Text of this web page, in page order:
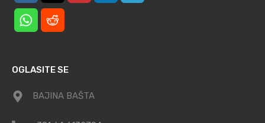
OGLASITE SE
BAJINA BAŠTA